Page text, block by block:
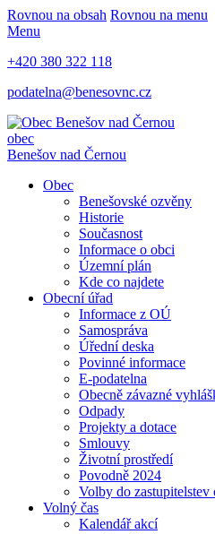
Rovnou na obsah Rovnou na menu
Menu
+420 380 322 118
podatelna@benesovnc.cz
obec
Benešov nad Černou
Obec
Benešovské ozvěny
Historie
Současnost
Informace o obci
Územní plán
Kde co najdete
Obecní úřad
Informace z OÚ
Samospráva
Úřední deska
Povinné informace
E-podatelna
Obecně závazné
Odpady
Projekty a dotace
Smlouvy
Životní prostředí
Povodně 2024
Volby do
Volný čas
Kalendář akcí